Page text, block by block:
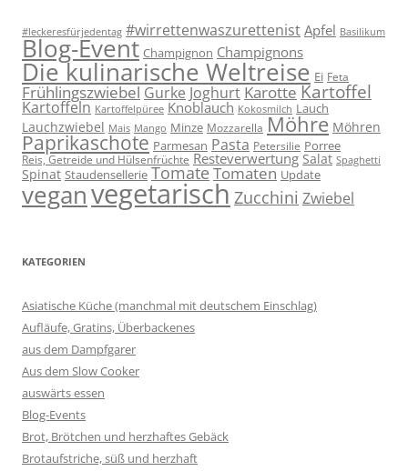
#leckeresfürjedentag #wirrettenwaszurettenist Apfel Basilikum
Blog-Event Champignon Champignons
Die kulinarische Weltreise Ei Feta
Frühlingszwiebel Gurke Joghurt Karotte Kartoffel
Kartoffeln Kartoffelpüree Knoblauch Kokosmilch Lauch
Lauchzwiebel Mais Mango Minze Mozzarella Möhre Möhren
Paprikaschote Parmesan Pasta Petersilie Porree
Reis, Getreide und Hülsenfrüchte Resteverwertung Salat Spaghetti
Spinat Staudensellerie TomateTomaten Update
veganvegetarisch Zucchini Zwiebel
KATEGORIEN
Asiatische Küche (manchmal mit deutschem Einschlag)
Aufläufe, Gratins, Überbackenes
aus dem Dampfgarer
Aus dem Slow Cooker
auswärts essen
Blog-Events
Brot, Brötchen und herzhaftes Gebäck
Brotaufstriche, süß und herzhaft